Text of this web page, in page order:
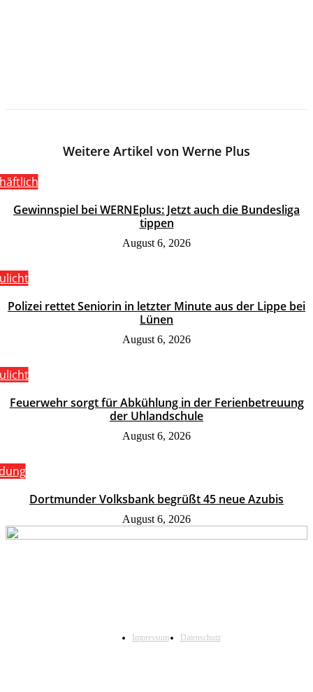
Weitere Artikel von Werne Plus
Gewinnspiel bei WERNEplus: Jetzt auch die Bundesliga
tippen
August 6, 2026
Polizei rettet Seniorin in letzter Minute aus der Lippe bei
Lünen
August 6, 2026
Feuerwehr sorgt für Abkühlung in der Ferienbetreuung
der Uhlandschule
August 6, 2026
Dortmunder Volksbank begrüßt 45 neue Azubis
August 6, 2026
Impressum Datenschutz